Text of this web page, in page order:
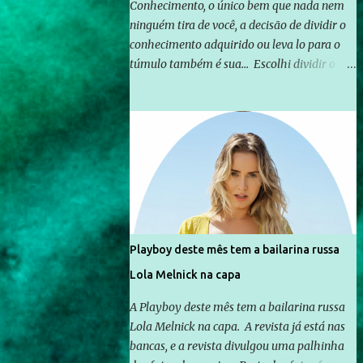
Conhecimento, o único bem que nada nem
ninguém tira de você, a decisão de dividir o
conhecimento adquirido ou leva lo para o
túmulo também é sua... Escolhi dividir o
mais e mais pessoas terem acesso a
educação e ao conhecimento. Não sou
Professor, a mais nobre das profissões, mas
tento ser um empreendedor da
comunicação, que além de informação
cotidiana, corriqueira e cada vez mais
preocupantes, do tipo que você já esta
acostumado a ver neste espaço, vou
trabalhar a ideia que possibilite distribuir
consistente a riqueza do conhecimento...
Exemplo: o cidadão brasileiro não precisa só
ser informado sobre operações da Lava Jato,
Playboy deste mês tem a bailarina russa
Lola Melnick na capa
A Playboy deste mês tem a bailarina russa
Lola Melnick na capa. A revista já está nas
bancas, e a revista divulgou uma palhinha